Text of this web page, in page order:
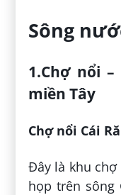
Sông
1.Chợ nổi
miền Tây
Chợ nổi Cái
Đây là khu
họp trên sông